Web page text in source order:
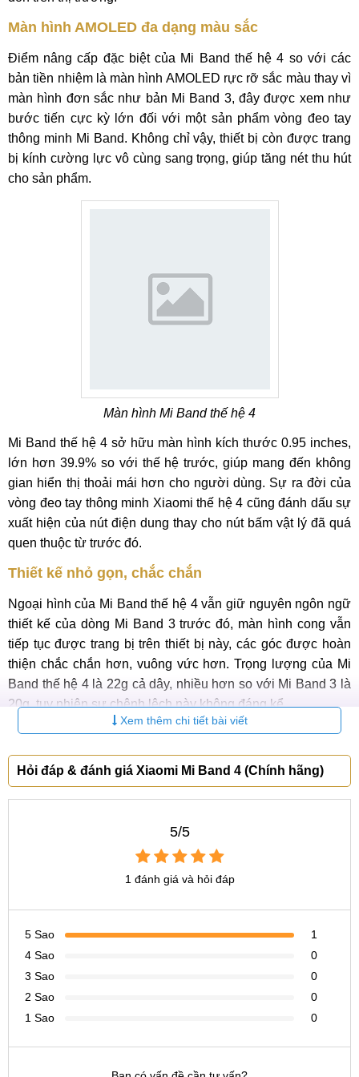
Màn hình AMOLED đa dạng màu sắc
Điểm nâng cấp đặc biệt của Mi Band thế hệ 4 so với các
bản tiền nhiệm là màn hình AMOLED rực rỡ sắc màu thay vì
màn hình đơn sắc như bản Mi Band 3, đây được xem như
bước tiến cực kỳ lớn đối với một sản phẩm vòng đeo tay
thông minh Mi Band. Không chỉ vậy, thiết bị còn được trang
bị kính cường lực vô cùng sang trọng, giúp tăng nét thu hút
cho sản phẩm.
Màn hình Mi Band thế hệ 4
Mi Band thế hệ 4 sở hữu màn hình kích thước 0.95 inches,
lớn hơn 39.9% so với thế hệ trước, giúp mang đến không
gian hiển thị thoải mái hơn cho người dùng. Sự ra đời của
vòng đeo tay thông minh Xiaomi thế hệ 4 cũng đánh dấu sự
xuất hiện của nút điện dung thay cho nút bấm vật lý đã quá
quen thuộc từ trước đó.
Thiết kế nhỏ gọn, chắc chắn
Ngoại hình của Mi Band thế hệ 4 vẫn giữ nguyên ngôn ngữ
thiết kế của dòng Mi Band 3 trước đó, màn hình cong vẫn
tiếp tục được trang bị trên thiết bị này, các góc được hoàn
thiện chắc chắn hơn, vuông vức hơn. Trọng lượng của Mi
Band thế hệ 4 là 22g cả dây, nhiều hơn so với Mi Band 3 là
20g, tuy nhiên sự chênh lệch này không đáng kể.
Thiết kế nhỏ gọn, thể thao
Vòng đeo tay thông minh Xiaomi sẽ giúp bạn theo dõi sức
Xem thêm chi tiết bài viết
Hỏi đáp & đánh giá Xiaomi Mi Band 4 (Chính hãng)
5/5
1 đánh giá và hỏi đáp
5 Sao
1
4 Sao
0
3 Sao
0
2 Sao
0
1 Sao
0